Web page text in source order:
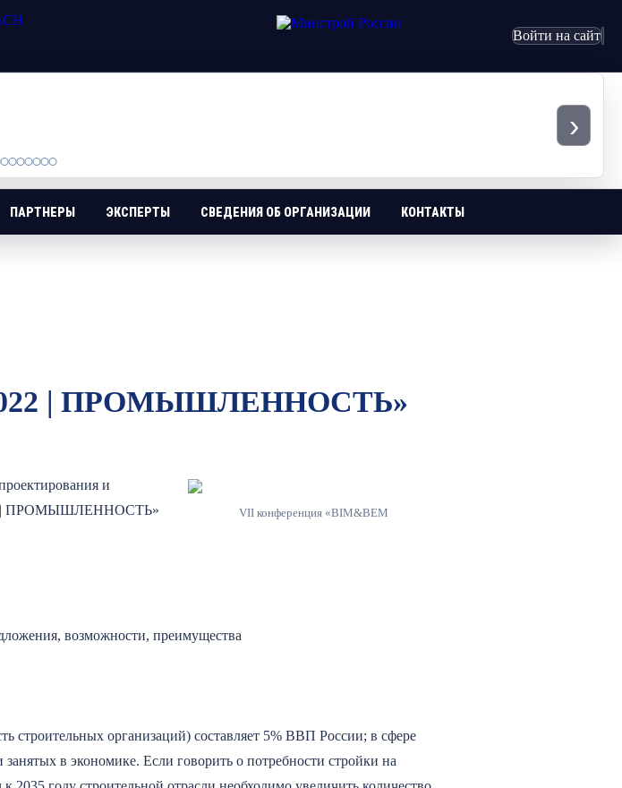
Войти на сайт
›
ПАРТНЕРЫ ЭКСПЕРТЫ СВЕДЕНИЯ ОБ ОРГАНИЗАЦИИ КОНТАКТЫ
| ПРОМЫШЛЕННОСТЬ»
VII конференция «BIM&BЕM
и
| ПРОМЫШЛЕННОСТЬ»
возможности, преимущества
строительных организаций) составляет 5% ВВП России; в сфере
в экономике. Если говорить о потребности стройки на